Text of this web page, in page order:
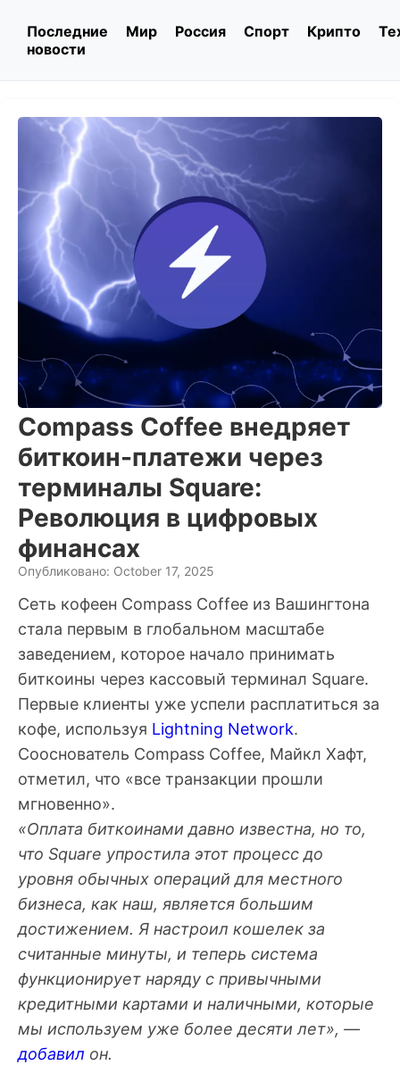
Последние
новости
Мир Россия Спорт Крипто
Compass Coffee внедряет
биткоин-платежи через
терминалы Square:
Революция в цифровых
финансах
Опубликовано: October 17, 2025
Сеть кофеен Compass Coffee из Вашингтона
стала первым в глобальном масштабе
заведением, которое начало принимать
биткоины через кассовый терминал Square.
Первые клиенты уже успели расплатиться за
кофе, используя Lightning Network.
Сооснователь Compass Coffee, Майкл Хафт,
отметил, что «все транзакции прошли
мгновенно».
«Оплата биткоинами давно известна, но то,
что Square упростила этот процесс до
уровня обычных операций для местного
бизнеса, как наш, является большим
достижением. Я настроил кошелек за
считанные минуты, и теперь система
функционирует наряду с привычными
кредитными картами и наличными, которые
мы используем уже более десяти лет», —
добавил он.